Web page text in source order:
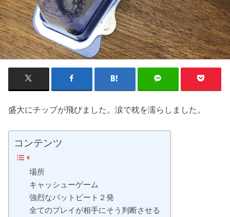
盛大にチップが飛びました。涙で枕を濡らしました。
コンテンツ
場所
キャッシューゲーム
強烈なバットビート２発
全てのプレイが相手にそう判断させる